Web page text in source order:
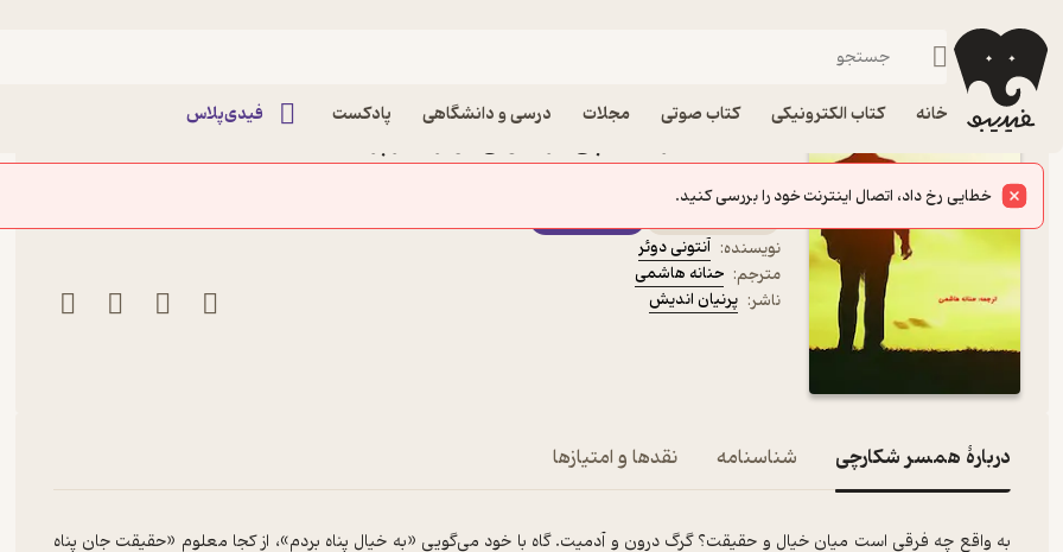
خانه کتاب الکترونیکی کتاب صوتی مجلات درسی و دانشگاهی پادکست فیدی‌پلاس
فیدیبو کتاب الکترونیکی
اندیش
نویسنده: آنتونی دوئر
مترجم: حنانه هاشمی
ناشر: پرنیان اندیش
دربارۀ همسر شکارچی شناسنامه نقدها و امتیازها
به واقع چه فرقی است میان خیال و حقیقت؟ گرگ درون و آدمیت. گاه با خود می‌گویی «به خیال پناه بردم»، از کجا معلوم «حقیقت جان پناه